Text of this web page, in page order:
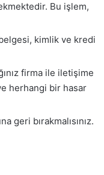
Bu işlem,
kimlik ve kredi
firma ile iletişime
herhangi bir hasar
geri bırakmalısınız.